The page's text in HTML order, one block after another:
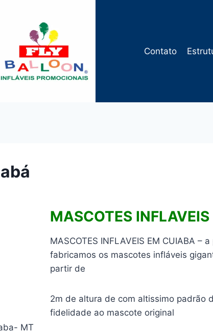
Contato
MT
MASCOTES
MASCOTES INFLAVEIS EM CUIABA –
fabricamos os mascotes infláveis
partir de
2m de altura de com altissimo padrão
fidelidade ao mascote original